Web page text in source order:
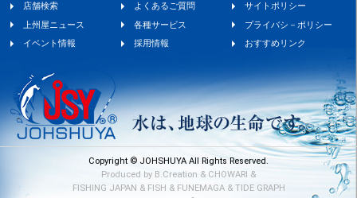
店舗検索
よくあるご質問
サイトポリシー
上州屋ニュース
各種サービス
プライバシ－ポリシー
イベント情報
採用情報 おすすめリンク
Copyright © JOHSHUYA All Rights Reserved.
Produced by B.Creation & CHOWARI &
FISHING JAPAN & FISH & FUNEMAGA& TIDE GRAPH